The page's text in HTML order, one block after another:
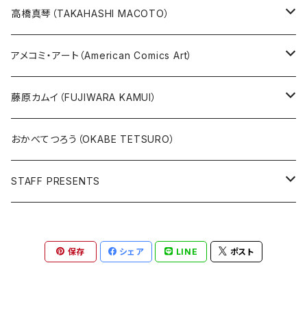
版画
原画
高橋真琴（TAKAHASHI MACOTO）
版画
直筆サイン入り
版上サイン【新作】
グッズ
アメコミ・アート（American Comics Art）
ガブリエーレ・デッロット版画
SPIDER MAN
BATMAN
SUPERMAN
人気作品TOP5
藤原カムイ（FUJIWARA KAMUI）
複製原画
おかべてつろう（OKABE TETSURO）
STAFF PRESENTS
保存 シェア LINE ポスト